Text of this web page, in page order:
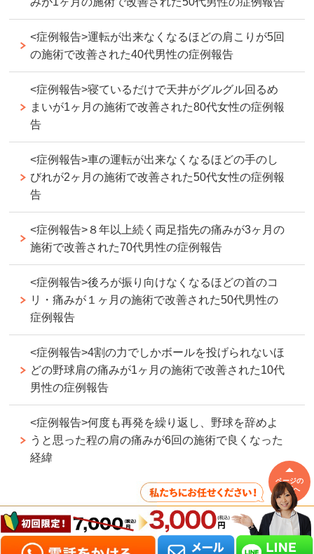
<症例報告>運転が出来なくなるほどの肩こりが5回
の施術で改善された40代男性の症例報告
<症例報告>寝ているだけで天井がグルグル回るめ
まいが1ヶ月の施術で改善された80代女性の症例報
告
<症例報告>車の運転が出来なくなるほどの手のし
びれが2ヶ月の施術で改善された50代女性の症例報
告
<症例報告>８年以上続く両足指先の痛みが3ヶ月の
施術で改善された70代男性の症例報告
<症例報告>後ろが振り向けなくなるほどの首のコ
リ・痛みが１ヶ月の施術で改善された50代男性の
症例報告
<症例報告>4割の力でしかボールを投げられないほ
どの野球肩の痛みが1ヶ月の施術で改善された10代
男性の症例報告
<症例報告>何度も再発を繰り返し、野球を辞めよ
うと思った程の肩の痛みが6回の施術で良くなった
経緯
ページの
先頭へ